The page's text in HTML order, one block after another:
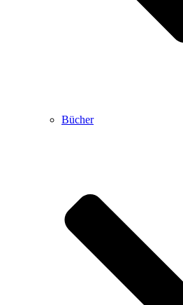
Bücher